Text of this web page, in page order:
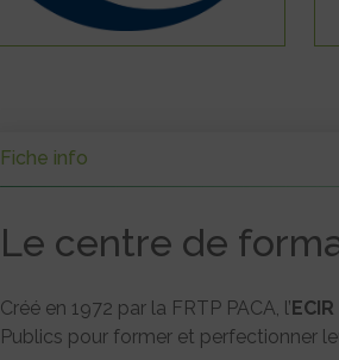
Fiche info
Le centre de
Créé en 1972 par la FRTP PACA, l’
Publics pour former et perfectionner